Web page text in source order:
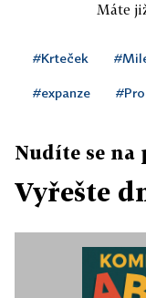
Máte
#Krteček
#expanze
Nudíte se na
Vyřešte